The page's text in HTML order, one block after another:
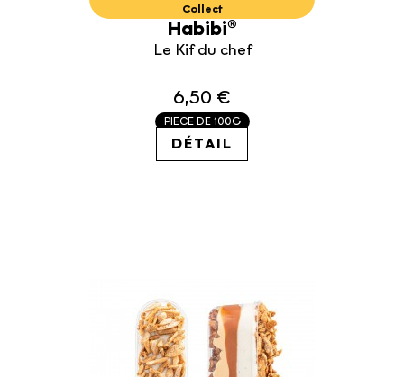
Collect
Habibi®
Le Kif du chef
6,50 €
PIECE DE 100G
65.00€ / KG
DÉTAIL